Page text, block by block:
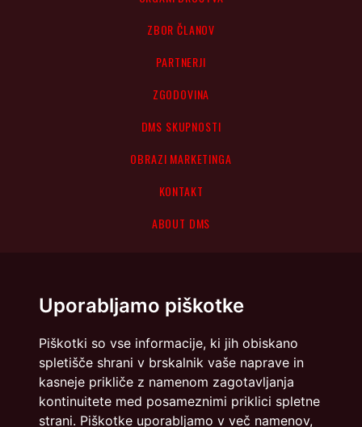
Uporabljamo piškotke
Piškotki so vse informacije, ki jih obiskano
spletišče shrani v brskalnik vaše naprave in
kasneje prikliče z namenom zagotavljanja
kontinuitete med posameznimi priklici spletne
strani. Piškotke uporabljamo v več namenov,
ZBOR ČLANOV
PARTNERJI
ZGODOVINA
DMS SKUPNOSTI
OBRAZI MARKETINGA
KONTAKT
ABOUT DMS